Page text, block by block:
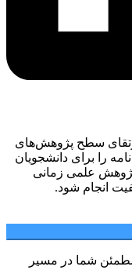
سطح پژوهش‌های
را برای دانشجویان
علمی زمانی
انجام شود.
شما در مسیر